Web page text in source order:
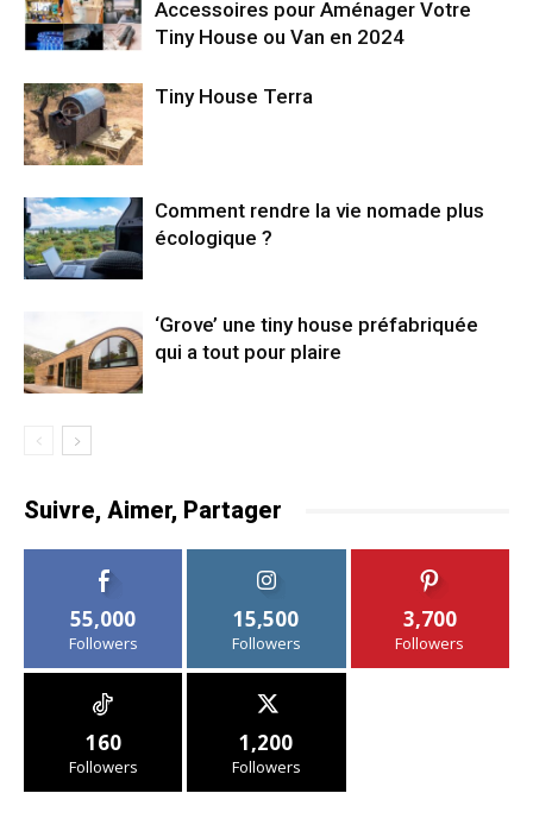
Accessoires pour Aménager Votre
Tiny House ou Van en 2024
Tiny House Terra
Comment rendre la vie nomade plus
écologique ?
‘Grove’ une tiny house préfabriquée
qui a tout pour plaire
Suivre, Aimer, Partager
55,000
Followers
15,500
Followers
3,700
Followers
160
Followers
1,200
Followers